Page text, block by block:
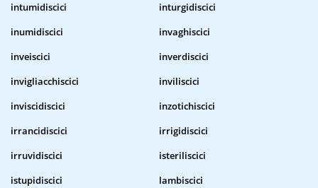
intumidiscici
inturgidiscici
inumidiscici
invaghiscici
inveiscici
inverdiscici
invigliacchiscici
inviliscici
inviscidiscici
inzotichiscici
irrancidiscici
irrigidiscici
irruvidiscici
isteriliscici
istupidiscici
lambiscici